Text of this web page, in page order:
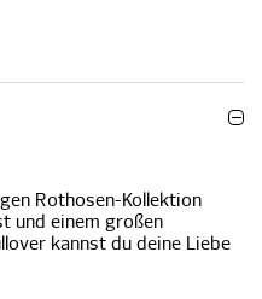
Rothosen-Kollektion
und einem großen
kannst du deine Liebe